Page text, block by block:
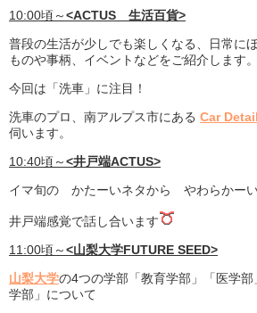
10:00頃～<ACTUS 生活百貨>
普段の生活が少しでも楽しくなる、日常に
ものや事柄、イベントなどをご紹介します。
今回は「洗車」に注目！
洗車のプロ、南アルプス市にある Car
伺います。
10:40頃～<井戸端ACTUS>
イマ旬の かたーいネタから やわらかー
井戸端感覚で話し合います
11:00頃～<山梨大学FUTURE SEED>
山梨大学の4つの学部「教育学部」「医学
学部」について